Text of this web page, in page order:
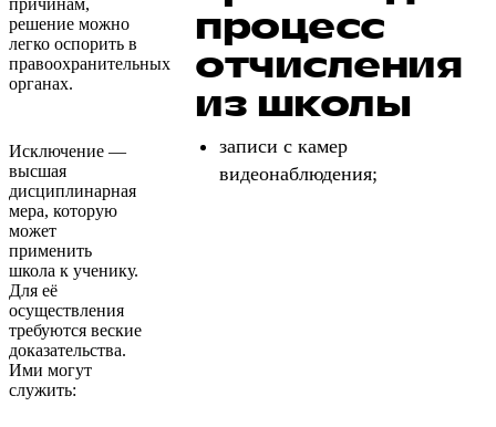
решение можно
легко оспорить в
правоохранительных
органах.
процесс
отчисления
из школы
Исключение —
высшая
дисциплинарная
мера, которую
может
применить
школа к ученику.
Для её
осуществления
требуются веские
доказательства.
Ими могут
служить:
записи с камер
видеонаблюдения;